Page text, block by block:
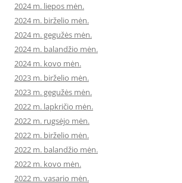
2024 m. liepos mėn.
2024 m. birželio mėn.
2024 m. gegužės mėn.
2024 m. balandžio mėn.
2024 m. kovo mėn.
2023 m. birželio mėn.
2023 m. gegužės mėn.
2022 m. lapkričio mėn.
2022 m. rugsėjo mėn.
2022 m. birželio mėn.
2022 m. balandžio mėn.
2022 m. kovo mėn.
2022 m. vasario mėn.